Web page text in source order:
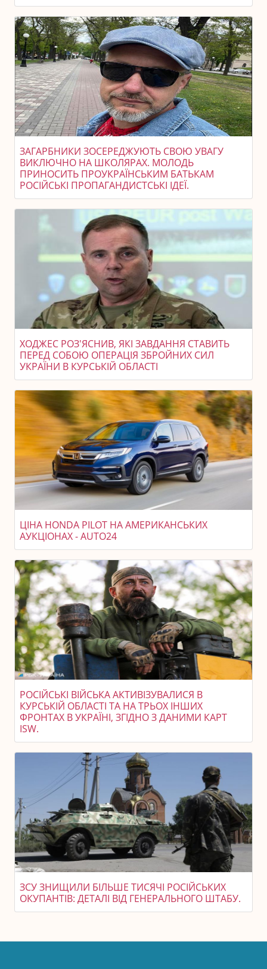
ЗАГАРБНИКИ ЗОСЕРЕДЖУЮТЬ СВОЮ УВАГУ
ВИКЛЮЧНО НА ШКОЛЯРАХ. МОЛОДЬ
ПРИНОСИТЬ ПРОУКРАЇНСЬКИМ БАТЬКАМ
РОСІЙСЬКІ ПРОПАГАНДИСТСЬКІ ІДЕЇ.
ХОДЖЕС РОЗ'ЯСНИВ, ЯКІ ЗАВДАННЯ СТАВИТЬ
ПЕРЕД СОБОЮ ОПЕРАЦІЯ ЗБРОЙНИХ СИЛ
УКРАЇНИ В КУРСЬКІЙ ОБЛАСТІ
ЦІНА HONDA PILOT НА АМЕРИКАНСЬКИХ
АУКЦІОНАХ - AUTO24
РОСІЙСЬКІ ВІЙСЬКА АКТИВІЗУВАЛИСЯ В
КУРСЬКІЙ ОБЛАСТІ ТА НА ТРЬОХ ІНШИХ
ФРОНТАХ В УКРАЇНІ, ЗГІДНО З ДАНИМИ КАРТ
ISW.
ЗСУ ЗНИЩИЛИ БІЛЬШЕ ТИСЯЧІ РОСІЙСЬКИХ
ОКУПАНТІВ: ДЕТАЛІ ВІД ГЕНЕРАЛЬНОГО ШТАБУ.